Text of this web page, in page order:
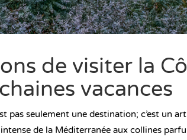
de visiter la
vacances
pas seulement une destination; c’est un
de la Méditerranée aux collines